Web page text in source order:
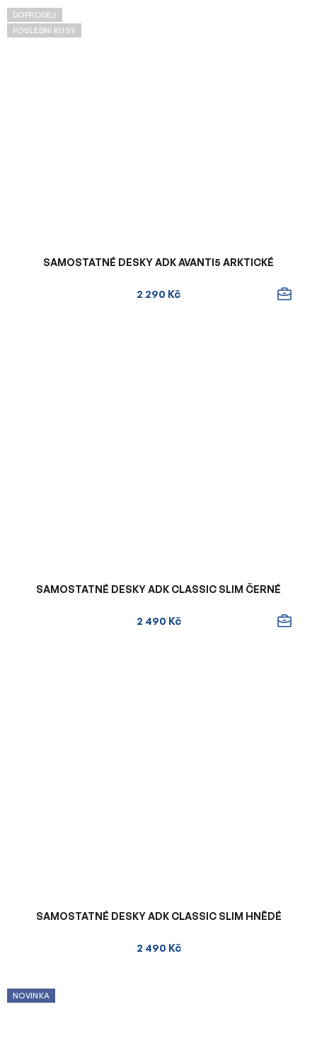
DOPRODEJ
POSLEDNÍ KUSY
SAMOSTATNÉ DESKY ADK AVANTI5 ARKTICKÉ
2 290 Kč
SAMOSTATNÉ DESKY ADK CLASSIC SLIM ČERNÉ
2 490 Kč
SAMOSTATNÉ DESKY ADK CLASSIC SLIM HNĚDÉ
2 490 Kč
NOVINKA